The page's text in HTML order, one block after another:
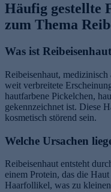
Häufig gestellte
zum Thema
Was ist
Reibeisenhaut,
weit verbreitete
hautfarbene Pickelchen,
gekennzeichnet ist. Diese
kosmetisch störend sein.
Welche Ursachen
Reibeisenhaut entsteht
einem Protein, das die
Haarfollikel, was zu